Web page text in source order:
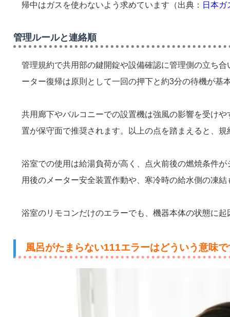
帰中はガスを使わないよう求めています（出典： 日本ガ
管理ルールと連絡順
管理規約で共用部の鍵開錠や設備確認に管理側の立ち
ーター復帰は原則として一回の押下と約3分の待機が基
共用廊下やバルコニーでの設置機は強風の影響を受け
置が保守面で推奨されます。以上の点を踏まえると、
浴室での使用は給湯負荷が高く、点火前後の燃焼条件
用後のメーター安全装置作動や、寒冷時の給水側の凍
浴室のリモコンだけのエラーでも、機器本体の状態に
風呂がたまらない111エラーはどういう意味